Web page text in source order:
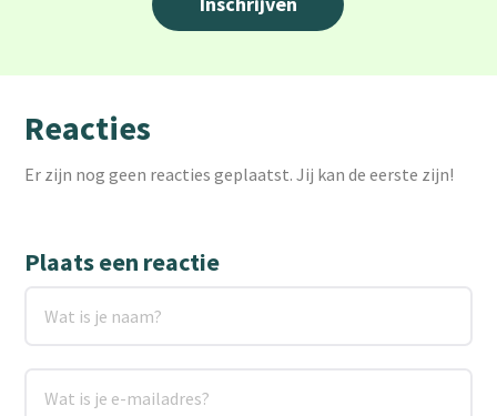
Reacties
Er zijn nog geen reacties geplaatst. Jij kan de eerste zijn!
Plaats een reactie